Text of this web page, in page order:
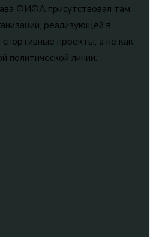
ФИФА присутствовал там
реализующей в
проекты, а не как
политической линии.